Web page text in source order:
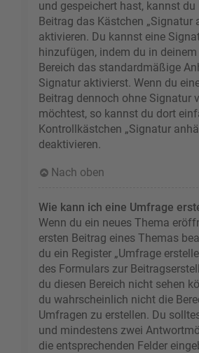
und gespeichert hast, kannst du
Beitrag das Kästchen „Signatur
aktivieren. Du kannst eine
hinzufügen, indem du in
Bereich das standardmäßige
Signatur aktivierst. Wenn du
Beitrag dennoch ohne Signatur
möchtest, so kannst du dort
Kontrollkästchen „Signatur
deaktivieren.
Nach oben
Wie kann ich eine Umfrage
Wenn du ein neues Thema
ersten Beitrag eines Themas
du ein Register „Umfrage
des Formulars zur
du diesen Bereich nicht sehen
du wahrscheinlich nicht die
Umfragen zu erstellen. Du
und mindestens zwei
die entsprechenden Felder